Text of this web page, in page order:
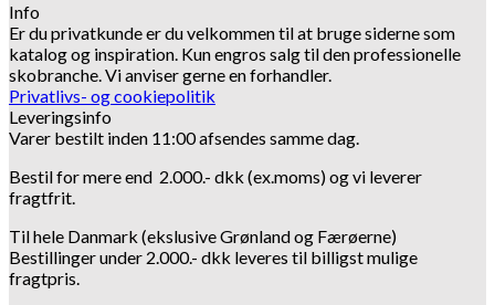
Info
Er du privatkunde er du velkommen til at bruge siderne som
katalog og inspiration. Kun engros salg til den professionelle
skobranche.Vi anviser gerne en forhandler.
Privatlivs- og cookiepolitik
Leveringsinfo
Varer bestilt inden 11:00 afsendes samme dag.
Bestil for mere end 2.000.- dkk (ex.moms) og vi leverer
fragtfrit.
Til hele Danmark (ekslusive Grønland og Færøerne)
Bestillinger under 2.000.- dkk leveres til billigst mulige
fragtpris.